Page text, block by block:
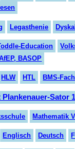
Legasthenie
Education
BASOP
HLW HTL BMS-
Sator
Mathematik
Englisch Deutsch